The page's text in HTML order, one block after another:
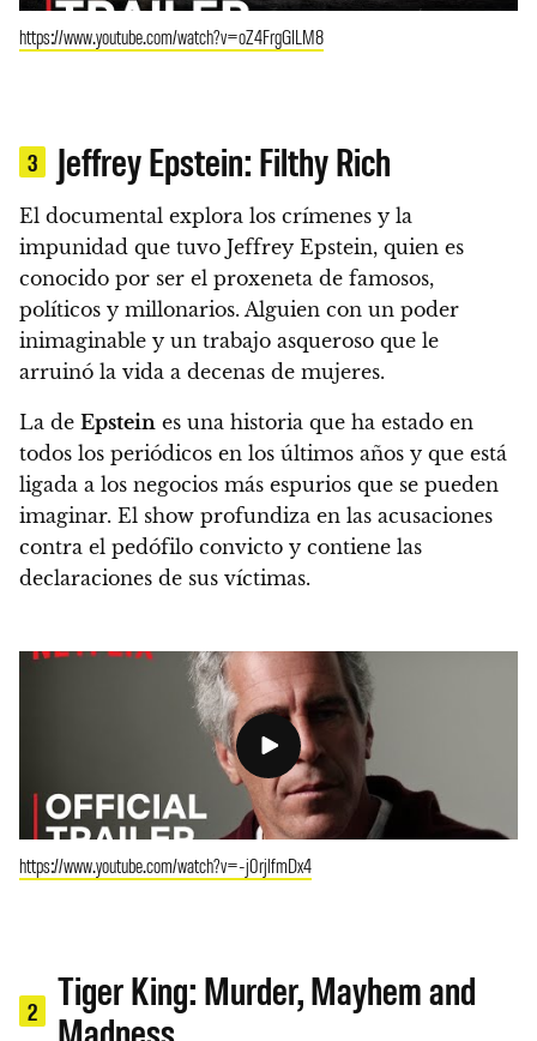
https://www.youtube.com/watch?v=oZ4FrgGILM8
3 Jeffrey Epstein: Filthy Rich
El documental explora los crímenes y la
impunidad que tuvo Jeffrey Epstein, quien es
conocido por ser el proxeneta de famosos,
políticos y millonarios. Alguien con un poder
inimaginable y un trabajo asqueroso que le
arruinó la vida a decenas de mujeres.
La de Epstein es una historia que ha estado en
todos los periódicos en los últimos años y que está
ligada a los negocios más espurios que se pueden
imaginar. El show profundiza en las acusaciones
contra el pedófilo convicto y contiene las
declaraciones de sus víctimas.
https://www.youtube.com/watch?v=-j0rjlfmDx4
2
Tiger King: Murder, Mayhem and